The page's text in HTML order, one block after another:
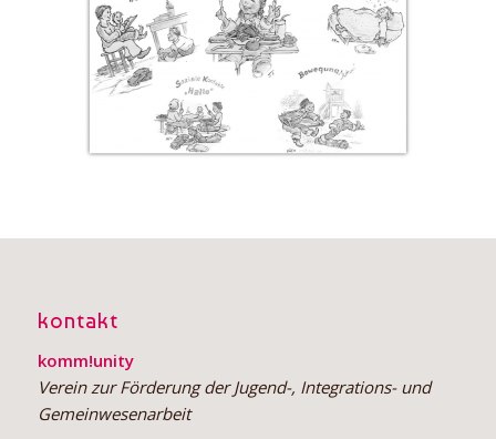
Zum Ausmalen
Die Bilder der Broschüre
in schwarz-weiß
kontakt
komm!unity
Verein zur Förderung der Jugend-, Integrations- und
Gemeinwesenarbeit